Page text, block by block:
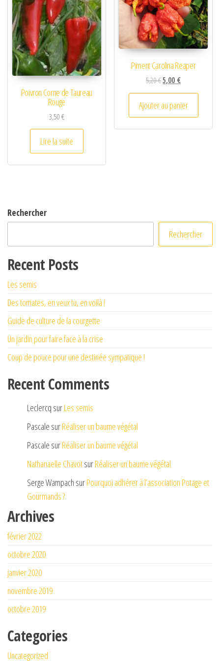
Poivron Corne de Taureau
Rouge
3,50€
Lire la suite
Piment Carolina Reaper
5,20€Le prix initial était :
5,00 €Le prix actuel
Ajouter au panier
Rechercher
Rechercher
Recent Posts
Les semis
Des tomates, en veux tu, en voilà !
Guide de culture de la courgette
Un jardin pour faire face à la crise
Coup de pouce pour une destinée sympatique !
Recent Comments
Leclercq surLes semis
Pascale surRéaliser un baume végétal
Pascale surRéaliser un baume végétal
Nathanaelle ChavotsurRéaliser un baume végétal
Serge Wampach surPourquoi adhérer à l’association Potage et
Gourmands ?
Archives
février 2022
octobre 2020
janvier 2020
novembre 2019
octobre 2019
Categories
Uncategorized